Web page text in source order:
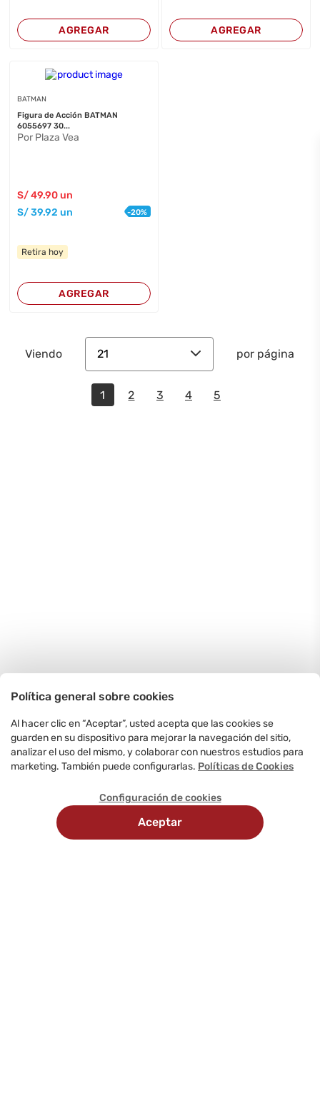
AGREGAR AGREGAR
BATMAN
Figura de Acción BATMAN
6055697 30...
Por Plaza Vea
S/49.90 un
S/39.92 un -20%
Retira hoy
AGREGAR
Viendo 21 por página
1 2 3 4 5
Política general sobre cookies
Al hacer clic en “Aceptar”, usted acepta que las cookies se
guarden en su dispositivo para mejorar la navegación del sitio,
analizar el uso del mismo, y colaborar con nuestros estudios para
marketing. También puede configurarlas. Políticas de Cookies
Configuración de cookies
Aceptar